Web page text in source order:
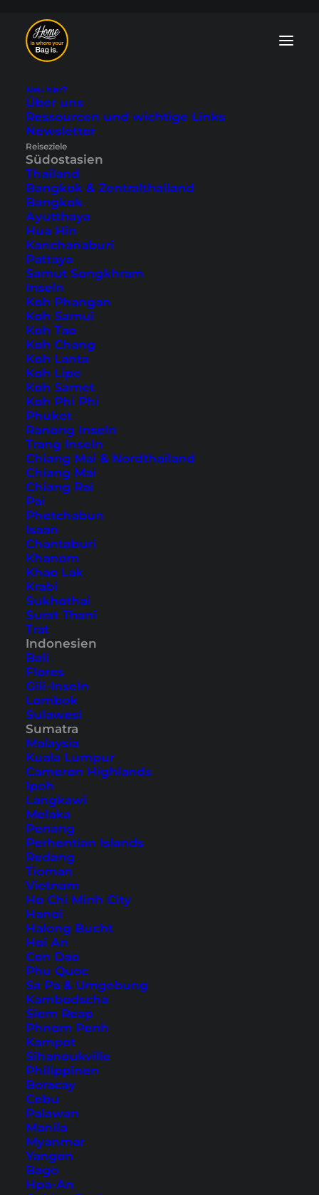
Neu hier?
Über uns
Ressourcen und wichtige Links
Newsletter
Reiseziele
Südostasien
Thailand
Bangkok & Zentralthailand
Bangkok
Ayutthaya
Hua Hin
Kanchanaburi
Pattaya
Samut Songkhram
Inseln
Koh Phangan
Koh Samui
Koh Tao
Koh Chang
Koh Lanta
Koh Lipe
Koh Samet
Koh Phi Phi
Phuket
Ranong Inseln
Trang Inseln
Chiang Mai & Nordthailand
Chiang Mai
Chiang Rai
Pai
Phetchabun
Isaan
Chantaburi
Khanom
Khao Lak
Krabi
Sukhothai
Surat Thani
Trat
Indonesien
Bali
Flores
Gili-Inseln
Lombok
Sulawesi
Sumatra
Malaysia
Kuala Lumpur
Cameron Highlands
Ipoh
Langkawi
Melaka
Penang
Perhentian Islands
Redang
Tioman
Vietnam
Ho Chi Minh City
Hanoi
Halong Bucht
Hoi An
Con Dao
Phu Quoc
Sa Pa & Umgebung
Kambodscha
Siem Reap
Phnom Penh
Kampot
Sihanoukville
Philippinen
Boracay
Cebu
Palawan
Manila
Myanmar
Yangon
Bago
Hpa-An
Sumatra Blog: Tipps
und Reiseberichte
Sumatra ist ein vergleichsweise wenig
besuchtes Reiseziel in Indonesien und
auf der riesigen Insel sind noch echte
Abenteuer möglich. Erlebe hier in
unserem Sumatra Blog die
Insel der Welt
Home Südostasien
Tipps, Reiseberichte und
die schönsten
Sehenswürdigkeiten
Indonesien schönste Orte –
10 Highlights im Inselreich
Egal ob Strände oder Städte: Indonesien bietet
viele schöne Orte, die einen Besuch wert sind.
Hier findest du 10 Must-Sees in Indonesien.
Cubadak Island –
Robinson-Feeling in
Sumatra
Cubadak Island ist eine kleine, ruhige
Trauminsel vor der Küste Sumatras und noch ein
echter Geheimtipp.